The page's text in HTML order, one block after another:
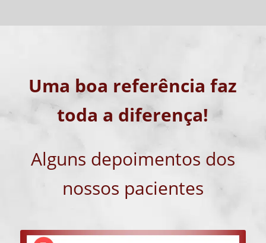
Uma boa referência faz
toda a diferença!
Alguns depoimentos dos
nossos pacientes